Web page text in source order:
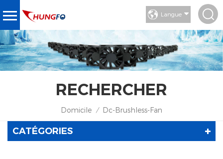
Langue
RECHERCHER
Domicile / Dc-Brushless-Fan
CATÉGORIES